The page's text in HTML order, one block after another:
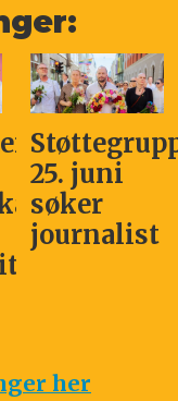
25. juni
søker
journalist
her